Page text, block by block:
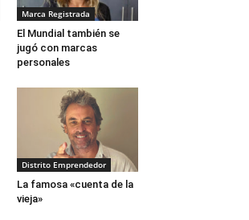
Marca Registrada
El Mundial también se
jugó con marcas
personales
Distrito Emprendedor
La famosa «cuenta de la
vieja»